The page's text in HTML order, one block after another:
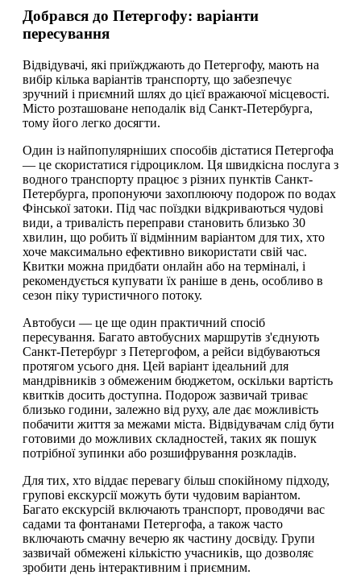
Добрався до Петергофу: варіанти
пересування
Відвідувачі, які приїжджають до Петергофу, мають на
вибір кілька варіантів транспорту, що забезпечує
зручний і приємний шлях до цієї вражаючої місцевості.
Місто розташоване неподалік від Санкт-Петербурга,
тому його легко досягти.
Один із найпопулярніших способів дістатися Петергофа
— це скористатися гідроциклом. Ця швидкісна послуга з
водного транспорту працює з різних пунктів Санкт-
Петербурга, пропонуючи захоплюючу подорож по водах
Фінської затоки. Під час поїздки відкриваються чудові
види, а тривалість переправи становить близько 30
хвилин, що робить її відмінним варіантом для тих, хто
хоче максимально ефективно використати свій час.
Квитки можна придбати онлайн або на терміналі, і
рекомендується купувати їх раніше в день, особливо в
сезон піку туристичного потоку.
Автобуси — це ще один практичний спосіб
пересування. Багато автобусних маршрутів з'єднують
Санкт-Петербург з Петергофом, а рейси відбуваються
протягом усього дня. Цей варіант ідеальний для
мандрівників з обмеженим бюджетом, оскільки вартість
квитків досить доступна. Подорож зазвичай триває
близько години, залежно від руху, але дає можливість
побачити життя за межами міста. Відвідувачам слід бути
готовими до можливих складностей, таких як пошук
потрібної зупинки або розшифрування розкладів.
Для тих, хто віддає перевагу більш спокійному підходу,
групові екскурсії можуть бути чудовим варіантом.
Багато екскурсій включають транспорт, проводячи вас
садами та фонтанами Петергофа, а також часто
включають смачну вечерю як частину досвіду. Групи
зазвичай обмежені кількістю учасників, що дозволяє
зробити день інтерактивним і приємним.